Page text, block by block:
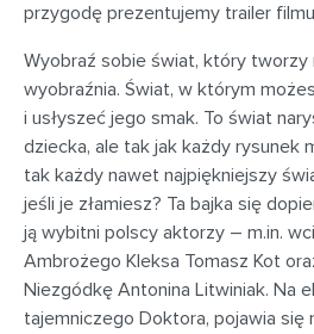
przygodę prezentujemy trailer
Wyobraź sobie świat, który tworzy
wyobraźnia. Świat, w którym
i usłyszeć jego smak. To świat
dziecka, ale tak jak każdy rysunek
tak każdy nawet najpiękniejszy
jeśli je złamiesz? Ta bajka się
ją wybitni polscy aktorzy – m.in.
Ambrożego Kleksa Tomasz Kot
Niezgódkę Antonina Litwiniak. Na
tajemniczego Doktora, pojawia się